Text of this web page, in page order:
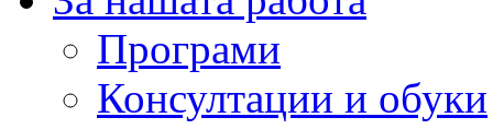
Програми
Консултации и обуки